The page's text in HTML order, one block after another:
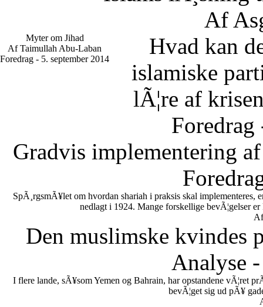
Af
Myter om Jihad
Af Taimullah Abu-Laban
Foredrag - 5. september 2014
Hvad kan
islamiske
lÃ¦re af
Gradvis implementering
SpÃ¸rgsmÃ¥let om hvordan shariah i praksis skal implementeres,
nedlagt i 1924. Mange forskellige bevÃ¦gelser
Den muslimske kvindes
Analyse
I flere lande, sÃ¥som Yemen og Bahrain, har opstandene vÃ¦ret
bevÃ¦get sig ud pÃ¥